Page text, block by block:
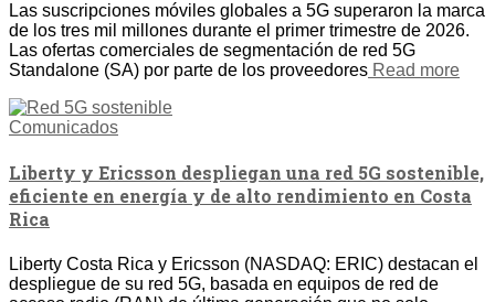
Las suscripciones móviles globales a 5G superaron la marca
de los tres mil millones durante el primer trimestre de 2026.
Las ofertas comerciales de segmentación de red 5G
Standalone (SA) por parte de los proveedores Read more
Comunicados
Liberty y Ericsson despliegan una red 5G sostenible,
eficiente en energía y de alto rendimiento en Costa
Rica
Liberty Costa Rica y Ericsson (NASDAQ: ERIC) destacan el
despliegue de su red 5G, basada en equipos de red de